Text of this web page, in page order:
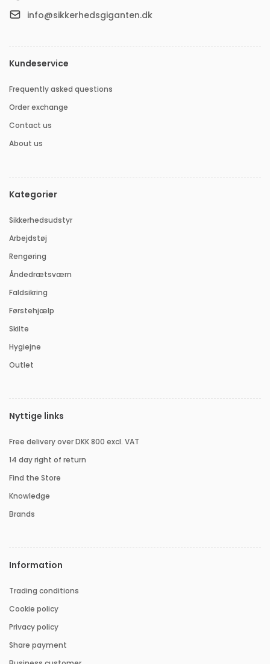
info@sikkerhedsgiganten.dk
Kundeservice
Frequently asked questions
Order exchange
Contact us
About us
Kategorier
Sikkerhedsudstyr
Arbejdstøj
Rengøring
Åndedrætsværn
Faldsikring
Førstehjælp
Skilte
Hygiejne
Outlet
Nyttige links
Free delivery over DKK 800 excl. VAT
14 day right of return
Find the Store
Knowledge
Brands
Information
Trading conditions
Cookie policy
Privacy policy
Share payment